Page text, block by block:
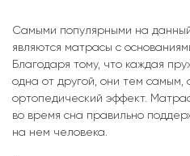
Самыми популярными на
являются матрасы с
Благодаря тому, что каждая
одна от другой, они тем самым,
ортопедический эффект.
во время сна правильно
на нем человека.